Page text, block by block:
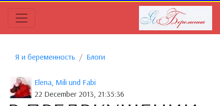
Я и беременность Блоги
Elena, Mili und Fabi
22 December 2013, 21:35:36